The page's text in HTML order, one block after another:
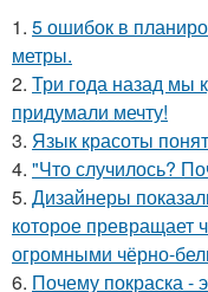
1. 5 ошибок в
метры.
2. Три года назад мы
придумали мечту!
3. Язык красоты
4. "Что случилось?
5. Дизайнеры
которое превращает
огромными чёрно-
6. Почему покраска -